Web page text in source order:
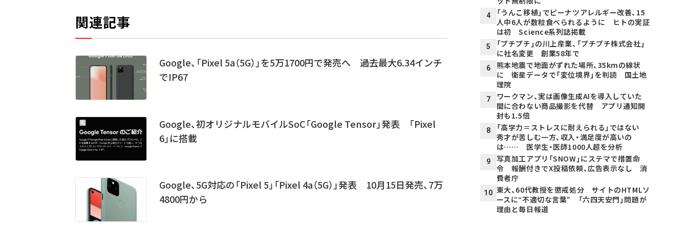
関連記事
Google、「Pixel 5a（5G）」を5万1700円で発売へ 過去最大6.34インチ
でIP67
Google、初オリジナルモバイルSoC「Google Tensor」発表 「Pixel
6」に搭載
Google、5G対応の「Pixel 5」「Pixel 4a（5G）」発表 10月15日発売、7万
4800円から
4
「うんこ移植」でピーナツアレルギー改善、15
人中6人が数粒食べられるように ヒトの実証
は初 Science系列誌掲載
5
「プチプチ」の川上産業、「プチプチ株式会社」
に社名変更 創業58年で
6
熊本地震で地面がずれた場所、35kmの線状
に 衛星データで「変位境界」を判読 国土地
理院
7
ワークマン、実は画像生成AIを導入していた
間に合わない商品撮影を代替 アプリ通知開
封も1.5倍
8
「高学力＝ストレスに耐えられる」ではない
秀才が苦しむ一方、収入・満足度が高いの
は…… 医学生・医師1000人超を分析
9
写真加工アプリ「SNOW」にステマで措置命
令 報酬付きでX投稿依頼、広告表示なし 消
費者庁
10 東大、60代教授を懲戒処分 サイトのHTMLソ
ースに“不適切な言葉” 「六四天安門」問題が
理由と毎日報道